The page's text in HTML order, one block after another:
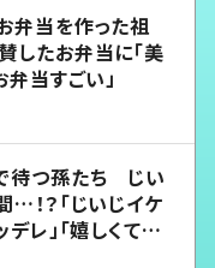
弁当を作った祖
たお弁当に「美
弁当すごい」
待つ孫たち じい
…！？「じいじイケ
デレ」「嬉しくて可